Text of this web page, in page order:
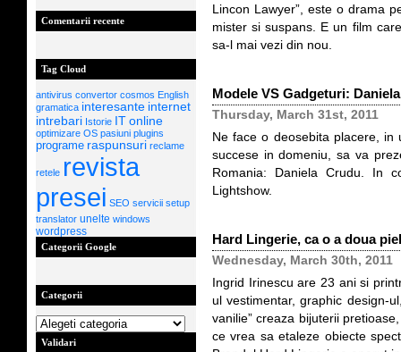
Comentarii recente
Tag Cloud
antivirus convertor cosmos English
gramatica interesante internet
intrebari Istorie IT online
optimizare OS pasiuni plugins
programe raspunsuri reclame
retele revista
presei SEO servicii setup
translator unelte windows
wordpress
Categorii Google
Categorii
Validari
Lincon Lawyer”, este o drama
mister si suspans. E un film
sa-l mai vezi din nou.
Modele VS Gadgeturi:
Thursday, March 31st, 2011
Ne face o deosebita placere,
succese in domeniu, sa va
Romania: Daniela Crudu. In
Lightshow.
Hard Lingerie, ca o a doua
Wednesday, March 30th, 2011
Ingrid Irinescu are 23 ani si
ul vestimentar, graphic design-
vanilie” creaza bijuterii
ce vrea sa etaleze obiecte